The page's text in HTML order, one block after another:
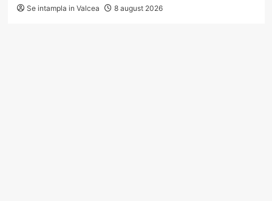
Se intampla in Valcea 8 august 2026